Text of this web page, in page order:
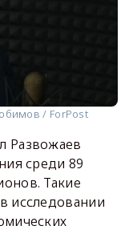
/ ForPost
Развожаев
среди 89
Такие
исследовании